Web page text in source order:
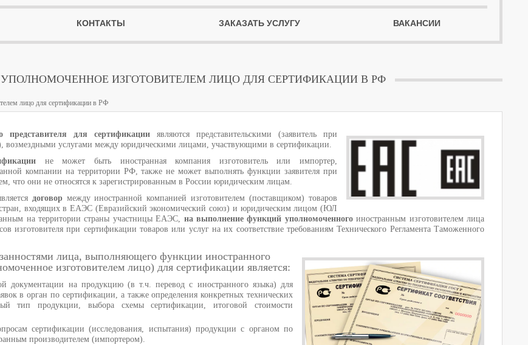
КОНТАКТЫ ЗАКАЗАТЬ УСЛУГУ ВАКАНСИИ
УПОЛНОМОЧЕННОЕ ИЗГОТОВИТЕЛЕМ ЛИЦО ДЛЯ СЕРТИФИКАЦИИ В РФ
лицо для сертификации в РФ
представителя для сертификации являются представительскими (заявитель при
возмездными услугами между юридическими лицами, участвующими в сертификации.
не может быть иностранная компания изготовитель или импортер,
компании на территории РФ, также не может выполнять функции заявителя при
что они не относятся к зарегистрированным в России юридическим лицам.
договормежду иностранной компанией изготовителем (поставщиком) товаров
входящих в ЕАЭС (Евразийский экономический союз) и юридическим лицом (ЮЛ
на территории страны участницы ЕАЭС, на выполнение функций уполномоченногоиностранным изготовителем лица
изготовителя при сертификации товаров или услуг на их соответствие требованиям Технического Регламента Таможенного
лица, выполняющего функции иностранного
изготовителем лицо) для сертификации является:
документации на продукцию (в т.ч. перевод с иностранного языка) для
в орган по сертификации, а также определения конкретных технических
тип продукции, выбора схемы сертификации, итоговой стоимости
сертификации (исследования, испытания) продукции с органом по
производителем (импортером).